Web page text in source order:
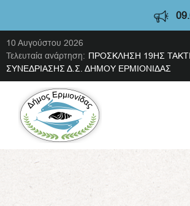
10 Αυγούστου 2026
Τελευταία ανάρτηση: ΠΡΟΣΚΛΗΣΗ 19ΗΣ
ΣΥΝΕΔΡΙΑΣΗΣ Δ.Σ. ΔΗΜΟΥ ΕΡΜΙΟΝΙΔΑΣ